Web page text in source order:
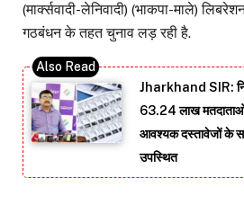
(मार्क्सवादी-लेनिवादी) (भाकपा-माले)
गठबंधन के तहत चुनाव लड़ रही है.
Jharkhand SIR:
63.24 लाख मतदाताओं
आवश्यक दस्तावेजों के
उपस्थित